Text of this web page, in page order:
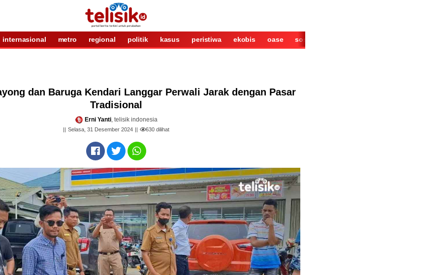
internasional metro regional politik kasus peristiwa ekobis oase sosok
dan Baruga Kendari Langgar Perwali Jarak dengan Pasar
Tradisional
Erni Yanti, telisik indonesia
Selasa, 31 Desember 2024 630 dilihat